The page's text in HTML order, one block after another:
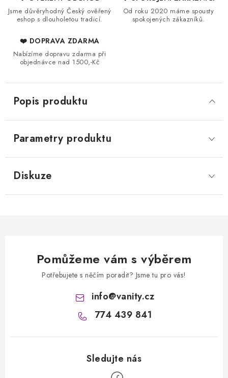
Jsme důvěryhodný Český ověřený
eshop s dlouholetou tradicí.
Od roku 2020 máme spousty
spokojených zákazníků.
❤️ DOPRAVA ZDARMA
Nabízíme dopravu zdarma při
objednávce nad 1500,-Kč
Popis produktu
Parametry produktu
Diskuze
Pomůžeme vám s výběrem
Potřebujete s něčím poradit? Jsme tu pro vás!
info@vanity.cz
774 439 841